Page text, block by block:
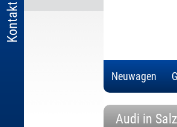
Kontakt
Neuwagen
Audi in